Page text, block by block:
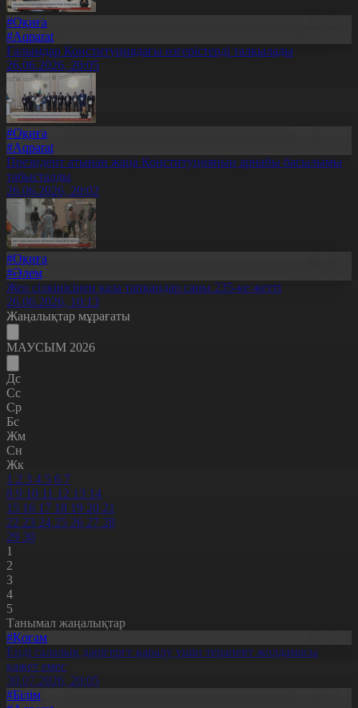
#Оқиға
#Aqparat
Ғалымдар Конституциядағы өзгерістерді талқылады
26.06.2026, 20:05
#Оқиға
#Aqparat
Президент атынан жаңа Конституцияның арнайы басылымы
табысталды
26.06.2026, 20:02
#Оқиға
#Әлем
Жер сілкінісінен қаза тапқандар саны 235-ке жетті
26.06.2026, 10:13
Жаңалықтар мұрағаты
МАУСЫМ 2026
Дс
Сс
Ср
Бс
Жм
Сн
Жк
1 2 3 4 5 6 7
8 9 10 11 12 13 14
15 16 17 18 19 20 21
22 23 24 25 26 27 28
29 30
1
2
3
4
5
Танымал жаңалықтар
#Қоғам
Енді салалық дәрігерге қаралу үшін терапевт жолдамасы
қажет емес
30.07.2026, 20:05
#Білім